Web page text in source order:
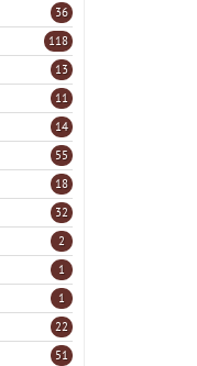
36
118
13
11
14
55
18
32
2
1
1
22
51